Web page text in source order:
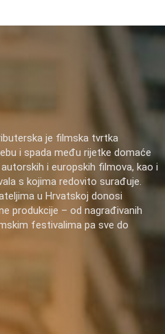
je filmska tvrtka
i spada među rijetke domaće
i europskih filmova, kao i
s kojima redovito surađuje.
u Hrvatskoj donosi
produkcije – od nagrađivanih
festivalima pa sve do